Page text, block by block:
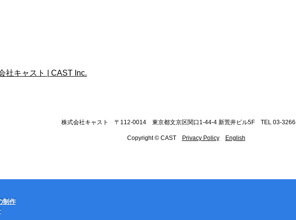
株式会社キャスト 〒112-0014 東京都文京区関口1-44-4 新荒井ビル5F TEL 03-
Copyright © CAST Privacy Policy English
制作